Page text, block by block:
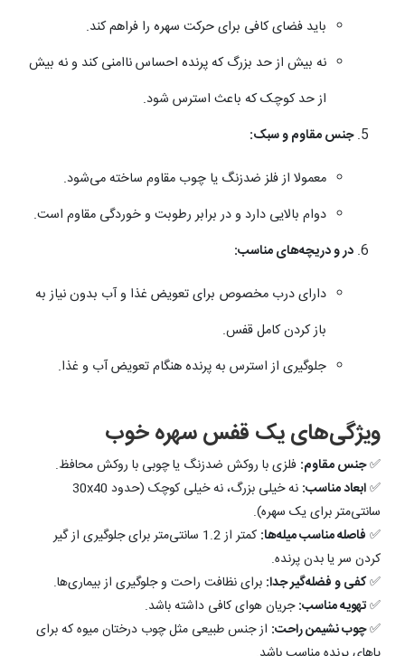
باید فضای کافی برای حرکت سهره را فراهم کند.
نه بیش از حد بزرگ که پرنده احساس ناامنی کند و نه بیش
از حد کوچک که باعث استرس شود.
جنس مقاوم و سبک:
معمولا از فلز ضدزنگ یا چوب مقاوم ساخته می‌شود.
دوام بالایی دارد و در برابر رطوبت و خوردگی مقاوم است.
در و دریچه‌های مناسب:
دارای درب مخصوص برای تعویض غذا و آب بدون نیاز به
باز کردن کامل قفس.
جلوگیری از استرس به پرنده هنگام تعویض آب و غذا.
ویژگی‌های یک قفس سهره خوب
✅جنس مقاوم: فلزی با روکش ضدزنگ یا چوبی با روکش محافظ.
✅ابعاد مناسب:
نه خیلی بزرگ، نه خیلی کوچک (حدود 30x40
سانتی‌متر برای یک سهره).
✅ فاصله مناسب میله‌ها:
کمتر از 1.2 سانتی‌متر برای جلوگیری از گیر
کردن سر یا بدن پرنده.
✅کفی و فضله‌گیر جدا: برای نظافت راحت و جلوگیری از بیماری‌ها.
✅تهویه مناسب:جریان هوای کافی داشته باشد.
✅چوب نشیمن راحت: از جنس طبیعی مثل چوب درختان میوه که برای